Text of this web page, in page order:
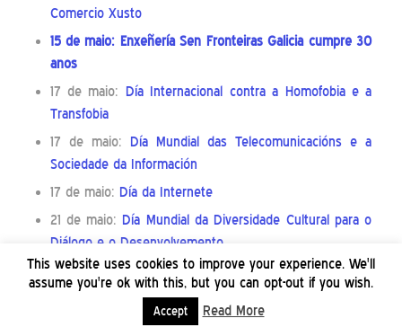
Comercio Xusto
15 de maio: Enxeñería Sen Fronteiras Galicia cumpre 30
anos
17 de maio: Día Internacional contra a Homofobia e a
Transfobia
17 de maio: Día Mundial das Telecomunicacións e a
Sociedade da Información
17 de maio: Día da Internete
21 de maio: Día Mundial da Diversidade Cultural para o
Diálogo e o Desenvolvemento
22 de maio:Día Mundial da Diversidade Biolóxica
18:30 na Domus A Coruña.
#AutodefensaDixital. Queres deixar twitter?
This website uses cookies to improve your experience. We'll
assume you're ok with this, but you can opt-out if you wish.
Accept Read More